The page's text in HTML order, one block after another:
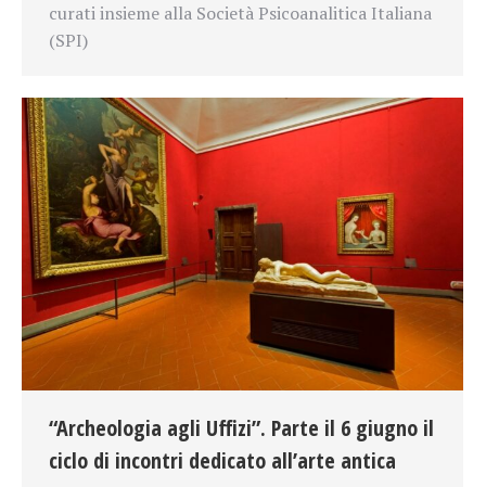
curati insieme alla Società Psicoanalitica Italiana
(SPI)
“Archeologia agli Uffizi”. Parte il 6 giugno il
ciclo di incontri dedicato all’arte antica